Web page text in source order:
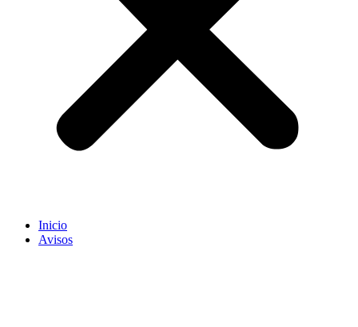
Inicio
Avisos